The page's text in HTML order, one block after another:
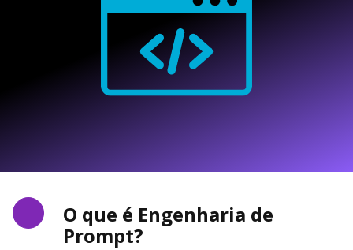
O que é Engenharia de
Prompt?